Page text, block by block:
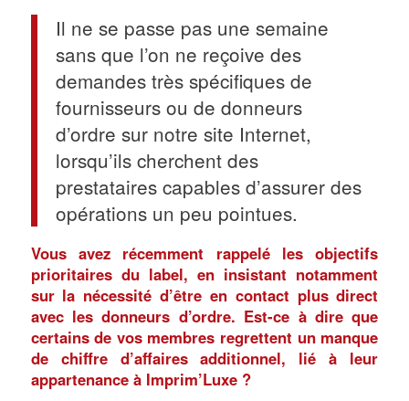
Il ne se passe pas une semaine
sans que l’on ne reçoive des
demandes très spécifiques de
fournisseurs ou de donneurs
d’ordre sur notre site Internet,
lorsqu’ils cherchent des
prestataires capables d’assurer des
opérations un peu pointues.
Vous avez récemment rappelé les objectifs
prioritaires du label, en insistant notamment
sur la nécessité d’être en contact plus direct
avec les donneurs d’ordre. Est-ce à dire que
certains de vos membres regrettent un manque
de chiffre d’affaires additionnel, lié à leur
appartenance à Imprim’Luxe ?